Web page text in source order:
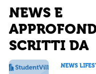
NEWS E
SCRITTI DA
NEWS